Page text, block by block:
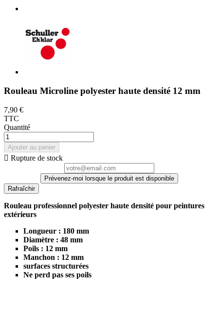
Rouleau Microline polyester haute densité 12 mm
7,90 €
TTC
Quantité
Ajouter au panier
 Rupture de stock
Prévenez-moi lorsque le produit est disponible
Rouleau professionnel polyester haute densité pour peintures
extérieurs
Longueur : 180 mm
Diamètre : 48 mm
Poils : 12 mm
Manchon : 12 mm
surfaces structurées
Ne perd pas ses poils